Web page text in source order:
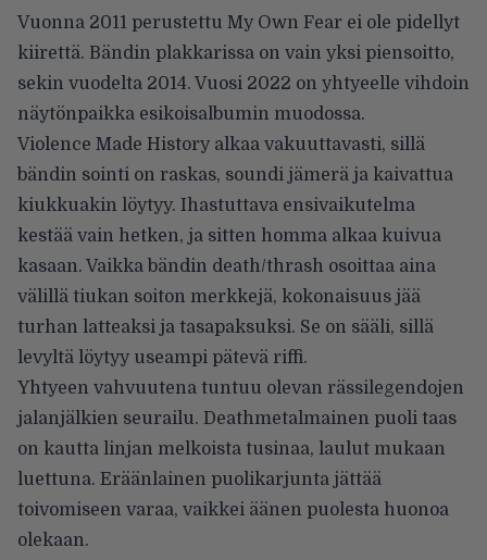
Vuonna 2011 perustettu My Own Fear ei ole pidellyt
kiirettä. Bändin plakkarissa on vain yksi piensoitto,
sekin vuodelta 2014. Vuosi 2022 on yhtyeelle vihdoin
näytönpaikka esikoisalbumin muodossa.
Violence Made History alkaa vakuuttavasti, sillä
bändin sointi on raskas, soundi jämerä ja kaivattua
kiukkuakin löytyy. Ihastuttava ensivaikutelma
kestää vain hetken, ja sitten homma alkaa kuivua
kasaan. Vaikka bändin death/thrash osoittaa aina
välillä tiukan soiton merkkejä, kokonaisuus jää
turhan latteaksi ja tasapaksuksi. Se on sääli, sillä
levyltä löytyy useampi pätevä riffi.
Yhtyeen vahvuutena tuntuu olevan rässilegendojen
jalanjälkien seurailu. Deathmetalmainen puoli taas
on kautta linjan melkoista tusinaa, laulut mukaan
luettuna. Eräänlainen puolikarjunta jättää
toivomiseen varaa, vaikkei äänen puolesta huonoa
olekaan.